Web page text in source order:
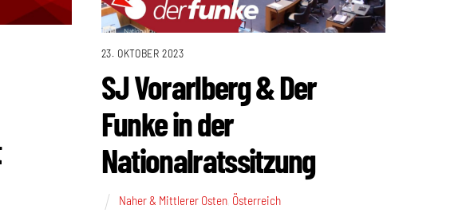
23. OKTOBER 2023
SJ Vorarlberg & Der
Funke in der
Nationalratssitzung
Naher & Mittlerer Osten, Österreich